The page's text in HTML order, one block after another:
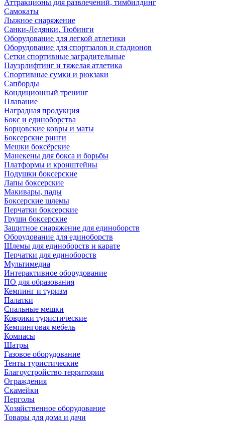
Аттракционы для развлечений, тимбилдинг
Самокаты
Лыжное снаряжение
Санки-Ледянки, Тюбинги
Оборудование для легкой атлетики
Оборудование для спортзалов и стадионов
Сетки спортивные заградительные
Пауэрлифтинг и тяжелая атлетика
Спортивные сумки и рюкзаки
Сапборды
Кондиционный тренинг
Плавание
Наградная продукция
Бокс и единоборства
Борцовские ковры и маты
Боксерские ринги
Мешки боксёрские
Манекены для бокса и борьбы
Платформы и кронштейны
Подушки боксерские
Лапы боксерские
Макивары, пады
Боксерские шлемы
Перчатки боксерские
Груши боксерские
Защитное снаряжение для единоборств
Оборудование для единоборств
Шлемы для единоборств и карате
Перчатки для единоборств
Мультимедиа
Интерактивное оборудование
ПО для образования
Кемпинг и туризм
Палатки
Спальные мешки
Коврики туристические
Кемпинговая мебель
Компасы
Шатры
Газовое оборудование
Тенты туристические
Благоустройство территории
Ограждения
Скамейки
Перголы
Хозяйственное оборудование
Товары для дома и дачи